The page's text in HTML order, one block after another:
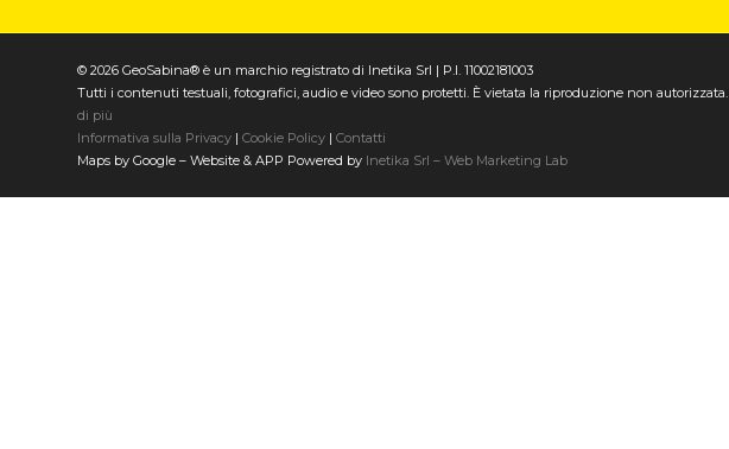
© 2026 GeoSabina® è un marchio registrato di Inetika Srl | P.I. 11002181003
Tutti i contenuti testuali, fotografici, audio e video sono protetti. È vietata la riproduzione non autorizzata.
di più
Informativa sulla Privacy | Cookie Policy | Contatti
Maps by Google – Website & APP Powered by Inetika Srl – Web Marketing Lab